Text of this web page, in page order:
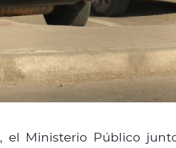
, el Ministerio Público